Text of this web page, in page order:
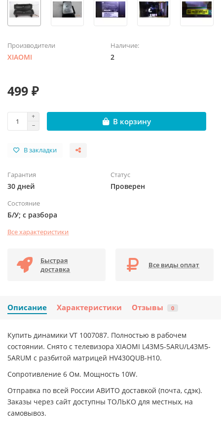
Производители
XIAOMI
Наличие:
2
499 ₽
В корзину
В закладки
Гарантия
30 дней
Статус
Проверен
Состояние
Б/У; с разбора
Все характеристики
Быстрая
доставка
Все виды оплат
Описание Характеристики Отзывы 0
Купить динамики VT 1007087. Полностью в рабочем
состоянии. Снято с телевизора XIAOMI L43M5-5ARU/L43M5-
5ARUM с разбитой матрицей HV430QUB-H10.
Сопротивление 6 Ом. Мощность 10W.
Отправка по всей России АВИТО доставкой (почта, сдэк).
Заказы через сайт доступны ТОЛЬКО для местных, на
самовывоз.